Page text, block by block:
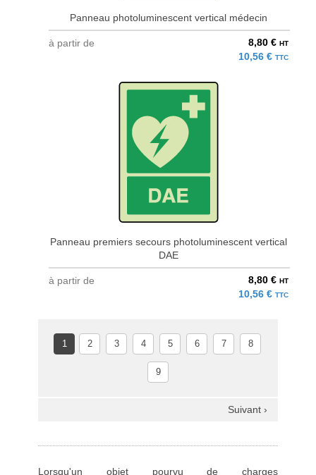
Panneau photoluminescent vertical médecin
à partir de 8,80 € HT
10,56 € TTC
Panneau premiers secours photoluminescent vertical
DAE
à partir de 8,80 € HT
10,56 € TTC
1 2 3 4 5 6 7 8
9
Suivant ›
Lorsqu'un objet pourvu de charges